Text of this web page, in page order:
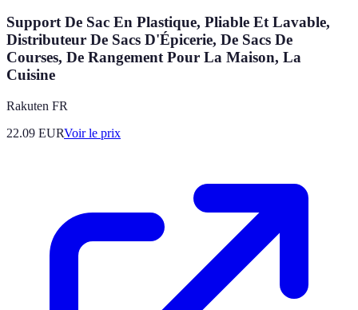
Support De Sac En Plastique, Pliable Et Lavable,
Distributeur De Sacs D'Épicerie, De Sacs De
Courses, De Rangement Pour La Maison, La
Cuisine
Rakuten FR
22.09 EURVoir le prix